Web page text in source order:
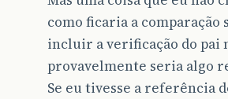
como ficaria a comparação
incluir a verificação do pai
provavelmente seria algo
Se eu tivesse a referência